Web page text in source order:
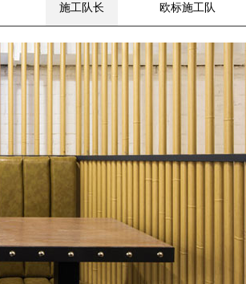
施工队长 欧标施工队